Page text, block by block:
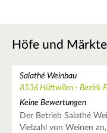
Höfe und
Salathé Weinbau
8536 Hüttwilen - Bezirk
Keine Bewertungen
Der Betrieb Salathé
Vielzahl von Weinen